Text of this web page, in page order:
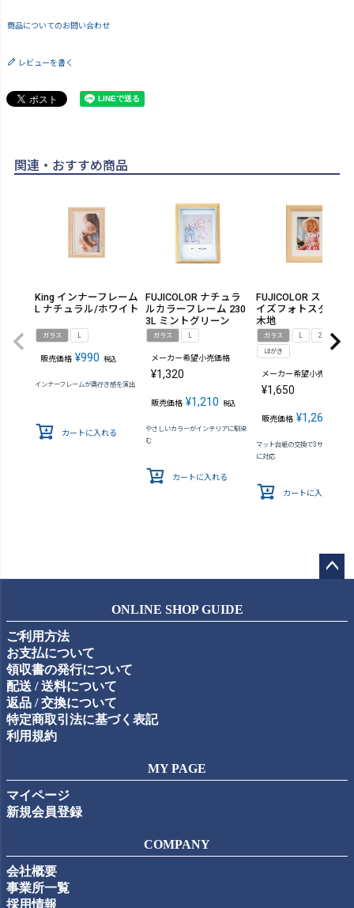
商品についてのお問い合わせ
レビューを書く
関連・おすすめ商品
King インナーフレーム
L ナチュラル/ホワイト
ガラス
販売価格 ¥990 税込
インナーフレームが奥行き感を演出
カートに入れる
FUJICOLOR ナチュラ
ルカラーフレーム 230
3L ミントグリーン
ガラス
メーカー希望小売価格
¥1,320
販売価格 ¥1,210 税込
やさしいカラーがインテリアに馴染
む
カートに入れる
FUJICOLOR スリーサ
イズフォトスタンド
木地
ガラス
2L
はがき
メーカー希望小売価格
¥1,650
販売価格 ¥1,265
マット台紙の交換で3サイズの写真
に対応
カートに入れる
ップ
ONLINE SHOP GUIDE
ご利用方法
お支払について
領収書の発行について
配送 / 送料について
返品 / 交換について
特定商取引法に基づく表記
利用規約
MY PAGE
マイページ
新規会員登録
COMPANY
会社概要
事業所一覧
採用情報